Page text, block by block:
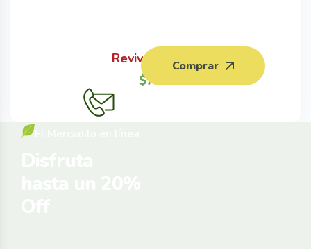
Reviva Original
$7.99
Comprar